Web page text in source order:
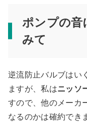
ポンプの音
みて
逆流防止バルブはい
ますが、私はニッソ
すので、他のメーカ
なるのかは確約でき